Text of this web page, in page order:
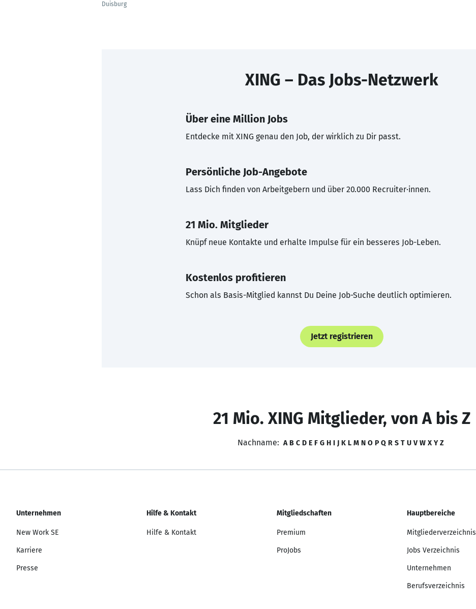
Duisburg
XING – Das Jobs-Netzwerk
Über eine Million Jobs
Entdecke mit XING genau den Job, der wirklich zu Dir passt.
Persönliche Job-Angebote
Lass Dich finden von Arbeitgebern und über 20.000 Recruiter·innen.
21 Mio. Mitglieder
Knüpf neue Kontakte und erhalte Impulse für ein besseres Job-Leben.
Kostenlos profitieren
Schon als Basis-Mitglied kannst Du Deine Job-Suche deutlich optimieren.
Jetzt registrieren
21 Mio. XING Mitglieder, von A bis Z
Nachname: A B C D E F G H I J K L M N O P Q R S T U V W X Y Z
Unternehmen
New Work SE
Karriere
Presse
Hilfe & Kontakt
Hilfe & Kontakt
Mitgliedschaften
Premium
ProJobs
Hauptbereiche
Mitgliederverzeichnis
Jobs Verzeichnis
Unternehmen
Berufsverzeichnis